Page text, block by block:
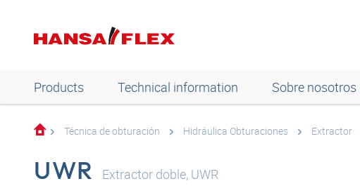
Products Technical information Sobre nosotros
Técnica de obturación Hidráulica Obturaciones Extractor
UWR Extractor doble, UWR